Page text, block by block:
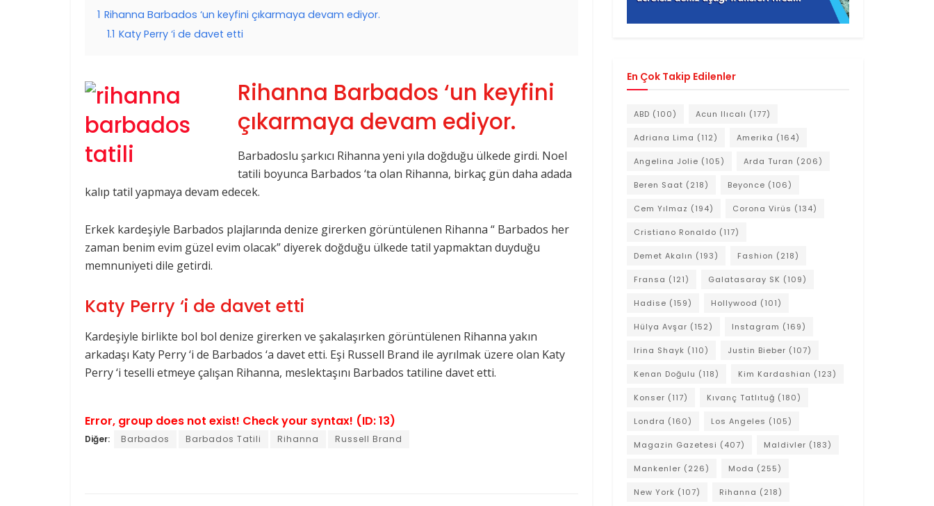
1 Rihanna Barbados ‘un keyfini çıkarmaya devam ediyor.
1.1 Katy Perry ‘i de davet etti
Rihanna Barbados ‘un keyfini
çıkarmaya devam ediyor.
Barbadoslu şarkıcı Rihanna yeni yıla doğduğu ülkede girdi. Noel
tatili boyunca Barbados ‘ta olan Rihanna, birkaç gün daha adada
kalıp tatil yapmaya devam edecek.
Erkek kardeşiyle Barbados plajlarında denize girerken görüntülenen Rihanna “ Barbados her
zaman benim evim güzel evim olacak” diyerek doğduğu ülkede tatil yapmaktan duyduğu
memnuniyeti dile getirdi.
Katy Perry ‘i de davet etti
Kardeşiyle birlikte bol bol denize girerken ve şakalaşırken görüntülenen Rihanna yakın
arkadaşı Katy Perry ‘i de Barbados ‘a davet etti. Eşi Russell Brand ile ayrılmak üzere olan Katy
Perry ‘i teselli etmeye çalışan Rihanna, meslektaşını Barbados tatiline davet etti.
Error, group does not exist! Check your syntax! (ID: 13)
Diğer: Barbados Barbados Tatili Rihanna Russell Brand
En Çok Takip Edilenler
ABD (100) Acun Ilıcalı (177)
Adriana Lima (112) Amerika (164)
Angelina Jolie (105) Arda Turan (206)
Beren Saat (218) Beyonce (106)
Cem Yılmaz (194) Corona Virüs (134)
Cristiano Ronaldo (117)
Demet Akalın (193) Fashion (218)
Fransa (121) Galatasaray SK (109)
Hadise (159) Hollywood (101)
Hülya Avşar (152) Instagram (169)
Irina Shayk (110) Justin Bieber (107)
Kenan Doğulu (118) Kim Kardashian (123)
Konser (117) Kıvanç Tatlıtuğ (180)
Londra (160) Los Angeles (105)
Magazin Gazetesi (407) Maldivler (183)
Mankenler (226) Moda (255)
New York (107) Rihanna (218)